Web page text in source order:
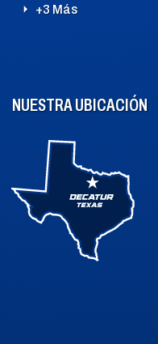
+3 Más
NUESTRA UBICACIÓN